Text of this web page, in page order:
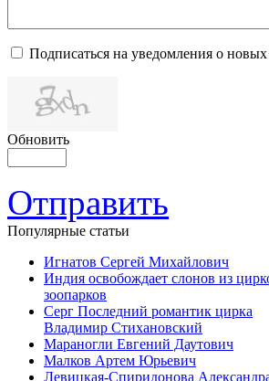
Подписаться на уведомления о
Обновить
Отправить
Популярные cтатьи
Игнатов Сергей Михайлович
Индия освобождает слонов из
зоопарков
Серг Последний романтик цирка
Владимир Стихановский
Мараногли Евгений Даутович
Малков Артем Юрьевич
Левицкая-Спиридонова